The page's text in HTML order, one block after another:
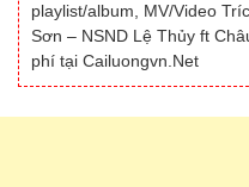
playlist/album, MV/Video
Sơn – NSND Lệ Thủy ft
phí tại Cailuongvn.Net